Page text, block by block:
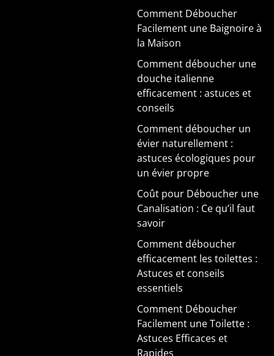
Comment Déboucher
Facilement une Baignoire à
la Maison
Comment déboucher une
douche italienne
efficacement : astuces et
conseils
Comment déboucher un
évier naturellement :
astuces écologiques pour
un évier propre
Coût pour Déboucher une
Canalisation : Ce qu’il faut
savoir
Comment déboucher
efficacement les toilettes :
Astuces et conseils
essentiels
Comment Déboucher
Facilement une Toilette :
Astuces Efficaces et
Rapides